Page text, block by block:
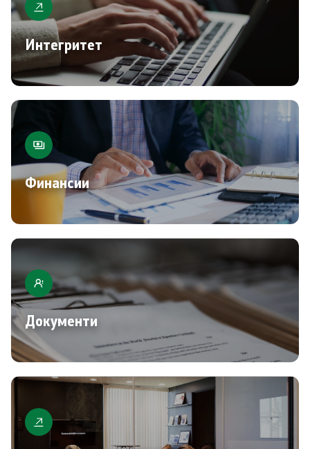
Интегритет
Финансии
Документи